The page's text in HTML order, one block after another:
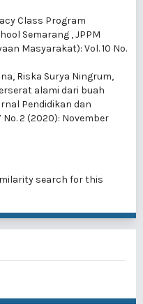
Class Program
Semarang ,JPPM
Masyarakat): Vol. 10 No.
Riska Surya Ningrum,
alami dari buah
Pendidikan dan
2 (2020): November
search for this